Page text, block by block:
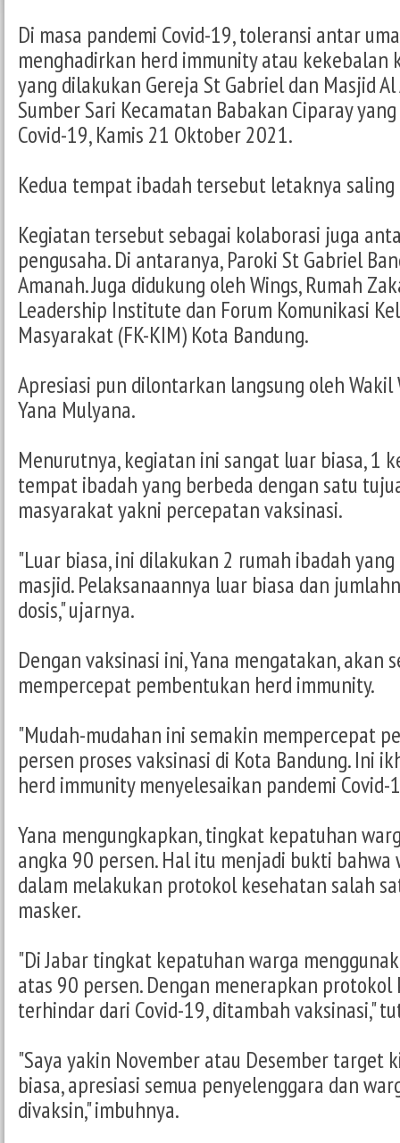
Di masa pandemi Covid-19, toleransi antar
menghadirkan herd immunity atau kekebalan
yang dilakukan Gereja St Gabriel dan Masjid
Sumber Sari Kecamatan Babakan Ciparay
Covid-19, Kamis 21 Oktober 2021.
Kedua tempat ibadah tersebut letaknya
Kegiatan tersebut sebagai kolaborasi juga
pengusaha. Di antaranya, Paroki St Gabriel
Amanah. Juga didukung oleh Wings, Rumah
Leadership Institute dan Forum Komunikasi
Masyarakat (FK-KIM) Kota Bandung.
Apresiasi pun dilontarkan langsung oleh Wakil
Yana Mulyana.
Menurutnya, kegiatan ini sangat luar biasa, 1
tempat ibadah yang berbeda dengan satu
masyarakat yakni percepatan vaksinasi.
"Luar biasa, ini dilakukan 2 rumah ibadah
masjid. Pelaksanaannya luar biasa dan
dosis," ujarnya.
Dengan vaksinasi ini, Yana mengatakan, akan
mempercepat pembentukan herd immunity.
"Mudah-mudahan ini semakin mempercepat
persen proses vaksinasi di Kota Bandung. Ini
herd immunity menyelesaikan pandemi Covid-
Yana mengungkapkan, tingkat kepatuhan
angka 90 persen. Hal itu menjadi bukti bahwa
dalam melakukan protokol kesehatan salah
masker.
"Di Jabar tingkat kepatuhan warga
atas 90 persen. Dengan menerapkan
terhindar dari Covid-19, ditambah vaksinasi,"
"Saya yakin November atau Desember target
biasa, apresiasi semua penyelenggara dan
divaksin," imbuhnya.